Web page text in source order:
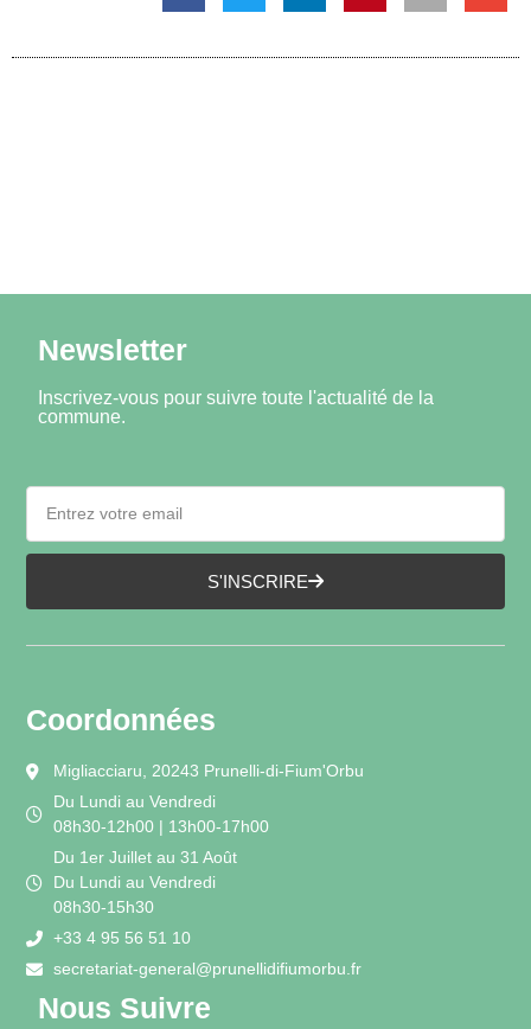
Newsletter
Inscrivez-vous pour suivre toute l'actualité de la
commune.
S'INSCRIRE
Coordonnées
Migliacciaru, 20243 Prunelli-di-Fium'Orbu
Du Lundi au Vendredi
08h30-12h00 | 13h00-17h00
Du 1er Juillet au 31 Août
Du Lundi au Vendredi
08h30-15h30
+33 4 95 56 51 10
secretariat-general@prunellidifiumorbu.fr
Nous Suivre